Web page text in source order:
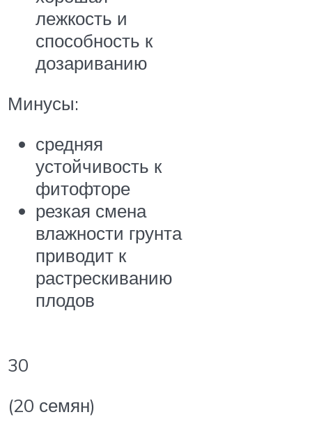
лежкость и
способность к
дозариванию
Минусы:
средняя
устойчивость к
фитофторе
резкая смена
влажности грунта
приводит к
растрескиванию
плодов
30
(20 семян)